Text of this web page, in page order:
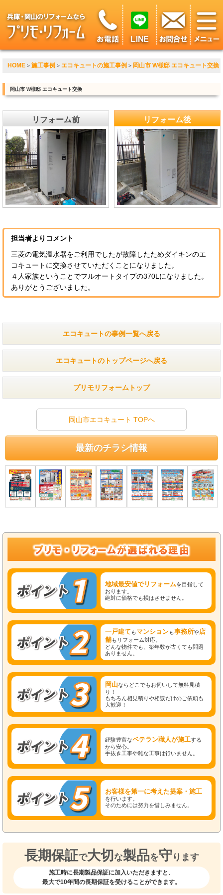
HOME > 施工事例 > エコキュートの施工事例 > 岡山市 W様邸 エコキュート交換
岡山市 W様邸 エコキュート交換
リフォーム前 リフォーム後
担当者よりコメント
三菱の電気温水器をご利用でしたが故障したためダイキンのエ
コキュートに交換させていただくことになりました。
４人家族ということでフルオートタイプの370Lになりました。
ありがとうございました。
エコキュートの事例一覧へ戻る
エコキュートのトップページへ戻る
プリモリフォームトップ
岡山市エコキュート TOPへ
最新のチラシ情報
地域最安値でリフォームを目指して
おります。
絶対に価格でも損はさせません。
一戸建て もマンションも事務所や店
舗もリフォーム対応。
どんな物件でも、築年数が古くても問題
ありません。
岡山ならどこでもお伺いして無料見積
り！
もちろん相見積りや相談だけのご依頼も
大歓迎！
経験豊富なベテラン職人が施工する
から安心。
手抜き工事や雑な工事は行いません。
お客様を第一に考えた提案・施工
を行います。
そのためには努力を惜しみません。
長期保証で大切 な製品を守 ります
施工時に長期製品保証に加入いただきますと、
最大で10年間の長期保証を受けることができます。